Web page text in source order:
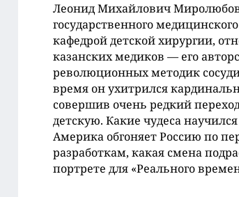
Леонид Михайлович
государственного
кафедрой детской хирургии,
казанских медиков — его
революционных методик
время он ухитрился
совершив очень редкий
детскую. Какие чудеса
Америка обгоняет Россию по
разработкам, какая смена
портрете для «Реального